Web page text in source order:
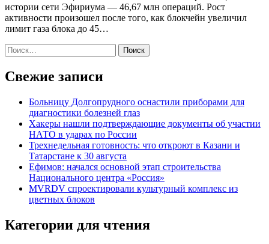
истории сети Эфириума — 46,67 млн операций. Рост
активности произошел после того, как блокчейн увеличил
лимит газа блока до 45…
Найти:
Свежие записи
Больницу Долгопрудного оснастили приборами для
диагностики болезней глаз
Хакеры нашли подтверждающие документы об участии
НАТО в ударах по России
Трехнедельная готовность: что откроют в Казани и
Татарстане к 30 августа
Ефимов: начался основной этап строительства
Национального центра «Россия»
MVRDV спроектировали культурный комплекс из
цветных блоков
Категории для чтения